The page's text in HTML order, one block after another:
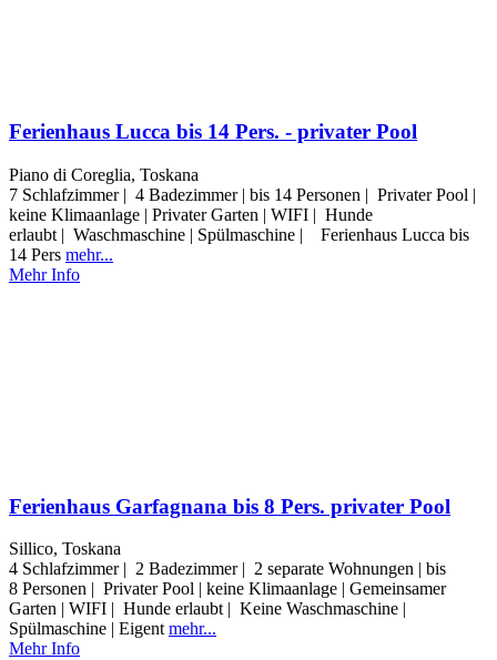
Ferienhaus Lucca bis 14 Pers. - privater Pool
Piano di Coreglia, Toskana
7 Schlafzimmer | 4 Badezimmer | bis 14 Personen | Privater Pool |
keine Klimaanlage | Privater Garten | WIFI | Hunde
erlaubt | Waschmaschine | Spülmaschine | Ferienhaus Lucca bis
14 Pers mehr...
Mehr Info
Ferienhaus Garfagnana bis 8 Pers. privater Pool
Sillico, Toskana
4 Schlafzimmer | 2 Badezimmer | 2 separate Wohnungen | bis
8 Personen | Privater Pool | keine Klimaanlage | Gemeinsamer
Garten | WIFI | Hunde erlaubt | Keine Waschmaschine |
Spülmaschine | Eigentmehr...
Mehr Info